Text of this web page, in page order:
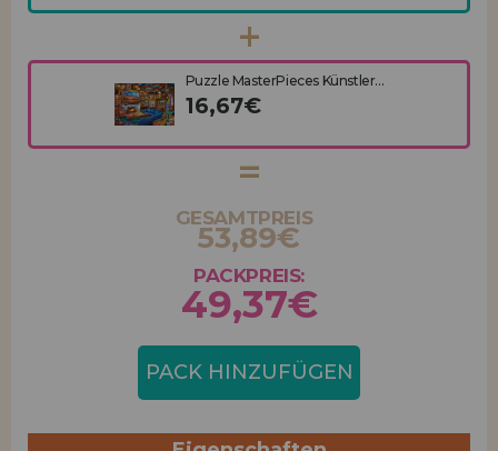
Puzzle MasterPieces Künstler...
16,67€
GESAMTPREIS
53,89€
PACKPREIS:
49,37€
PACK HINZUFÜGEN